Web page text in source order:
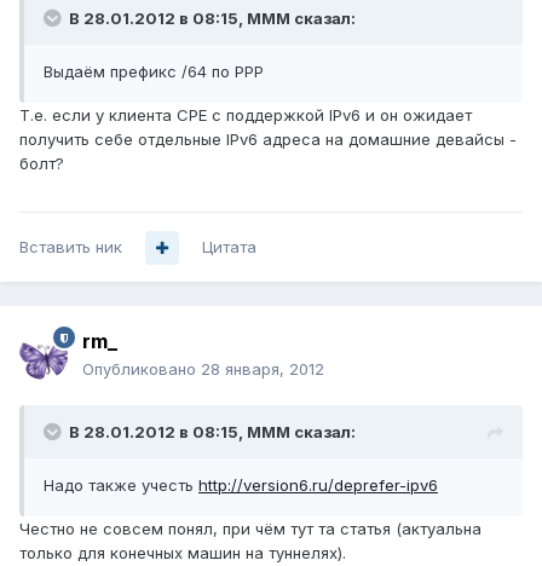
В 28.01.2012 в 08:15, MMM сказал:
Выдаём префикс /64 по PPP
Т.е. если у клиента СРЕ с поддержкой IPv6 и он ожидает
получить себе отдельные IPv6 адреса на домашние девайсы -
болт?
Вставить ник Цитата
rm_
Опубликовано 28 января, 2012
В 28.01.2012 в 08:15, MMM сказал:
Надо также учесть http://version6.ru/deprefer-ipv6
Честно не совсем понял, при чём тут та статья (актуальна
только для конечных машин на туннелях).